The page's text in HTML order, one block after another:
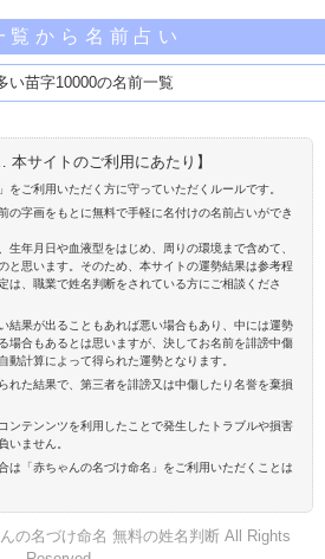
覧から名前占い
い苗字10000の名前一覧
本サイトのご利用にあたり】
をご利用いただく方に守っていただくルールです。
の字画をもとに無料で手軽に名付けの名前占いができ
生年月日や血液型をはじめ、周りの環境まで含めて、
と思います。そのため、本サイトの運勢結果は参考程
は、職業で姓名判断をされている方にご相談くださ
結果が出ることもあれば悪い場合もあり、中には運勢
場合もあるとは思いますが、決してお名前を誹謗中傷
動計算によって得られた運勢となります。
れた結果で、第三者を誹謗又は中傷したり名誉を棄損
ンテンンツを利用したことで発生したトラブルや損害
いません。
は「赤ちゃんの名づけ命名」をご利用いただくことは
の名づけ命名 無料の姓名判断 All Rights